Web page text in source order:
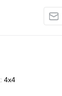
4x4